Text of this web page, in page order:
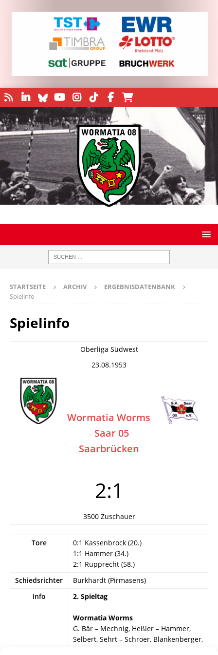
STARTSEITE ARCHIV
ERGEBNISDATENBANK
Spielinfo
Spielinfo
Oberliga Südwest
23.08.1953
Wormatia Worms
– Saar 05
Saarbrücken
2:1
3500 Zuschauer
Tore
0:1 Kassenbrock (20.)
1:1 Hammer (34.)
2:1 Rupprecht (58.)
Schiedsrichter
Burkhardt (Pirmasens)
Info
2. Spieltag
Wormatia Worms
G. Bär – Mechnig, Heßler – Hammer,
Selbert, Sehrt – Schroer, Blankenberger,